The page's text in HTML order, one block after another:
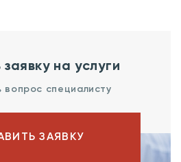
на услуги
вопрос специалисту
ЗАЯВКУ